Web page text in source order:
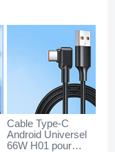
Cable Type-C
Android Universel
66W H01 pour